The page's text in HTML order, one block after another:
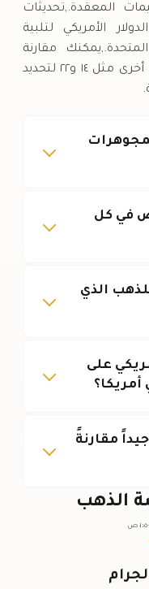
المعقدة.,تحديثات
الأمريكي لتلبية
مقارنة
سعر جرام الذهب عيار ١٨ مع عيارات أخرى مثل ١٤ و٢٢ لتحديد
عيار 18 في المجوهرات
في كل
الذي
على
جيداً مقارنةً
الذهب
٠١:٠٥ ص